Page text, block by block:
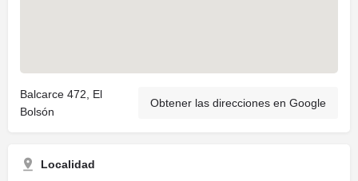
Balcarce 472, El
Bolsón
Obtener las direcciones en Google
Localidad